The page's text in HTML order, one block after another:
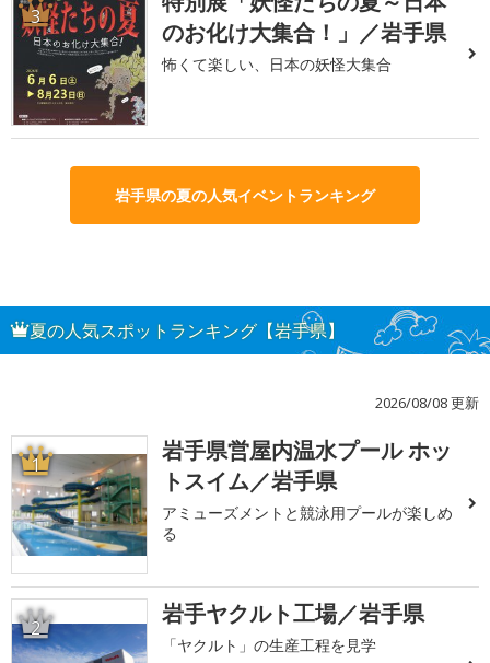
3
のお化け大集合！」／岩手県
怖くて楽しい、日本の妖怪大集合
岩手県の夏の人気イベントランキング
夏の人気スポットランキング【岩手県】
2026/08/08 更新
1
岩手県営屋内温水プール ホッ
トスイム／岩手県
アミューズメントと競泳用プールが楽しめ
る
2 岩手ヤクルト工場／岩手県
「ヤクルト」の生産工程を見学